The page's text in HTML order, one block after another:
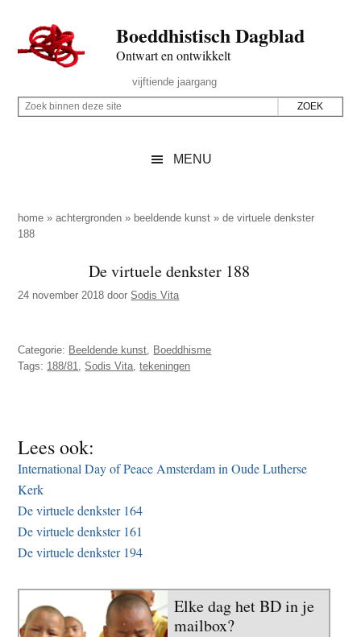
naar
de
inhoud
secondary
naar
de
sidebar
naar
de
Boeddhistisch Dagblad
Ontwart en ontwikkelt
Rechts
vijftiende jaargang
Z
p
d
z
i
t
Z
i
n
n
z
t
e
MENU
home »achtergronden » beeldende kunst »de virtuele denkster
188
De virtuele denkster 188
24 november 2018 doorSodis Vita
Categorie: Beeldende kunst Boeddhisme
Tags: 188/81 ,Sodis Vita ,tekeningen
Lees ook:
International Day of Peace Amsterdam in Oude Lutherse
Kerk
De virtuele denkster 164
De virtuele denkster 161
De virtuele denkster 194
Elke dag het BD in je
mailbox?